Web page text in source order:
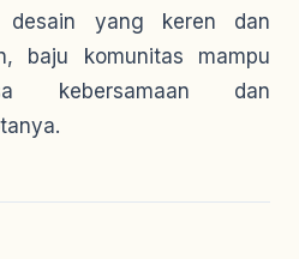
desain yang keren dan
baju komunitas mampu
kebersamaan dan